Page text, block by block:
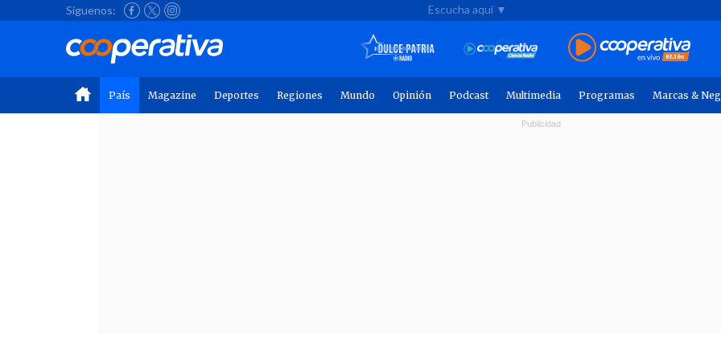
Síguenos: Escucha aquí ▼
País Magazine Deportes Regiones Mundo Opinión Podcast Multimedia Programas Marcas &